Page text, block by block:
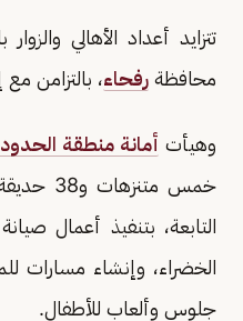
تتزايد أعداد الأهالي
محافظة رفحاء، بالتزامن
وهيأت أمانة منطقة
خمس
التابعة، بتنفيذ أعمال
الخضراء، وإنشاء مسارات
جلوس وألعاب للأطفال.